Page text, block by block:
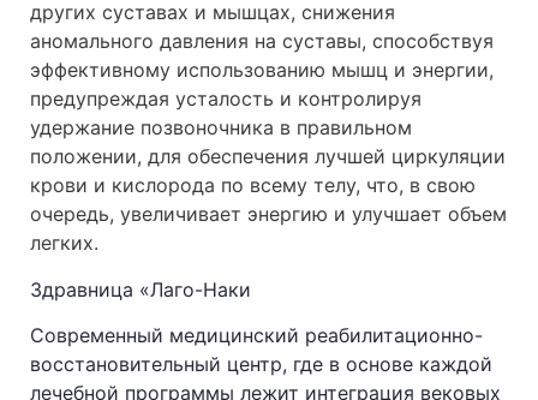
других суставах и мышцах, снижения
аномального давления на суставы, способствуя
эффективному использованию мышц и энергии,
предупреждая усталость и контролируя
удержание позвоночника в правильном
положении, для обеспечения лучшей циркуляции
крови и кислорода по всему телу, что, в свою
очередь, увеличивает энергию и улучшает объем
легких.
Здравница «Лаго-Наки
Современный медицинский реабилитационно-
восстановительный центр, где в основе каждой
лечебной программы лежит интеграция вековых